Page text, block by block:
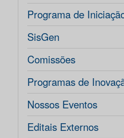
Programa de
SisGen
Comissões
Programas de
Nossos Eventos
Editais Externos